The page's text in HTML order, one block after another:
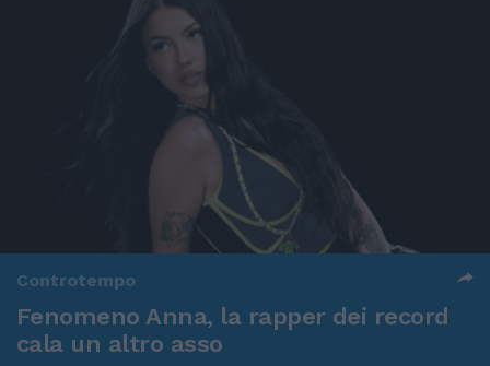
Controtempo
Fenomeno Anna, la rapper dei record
cala un altro asso